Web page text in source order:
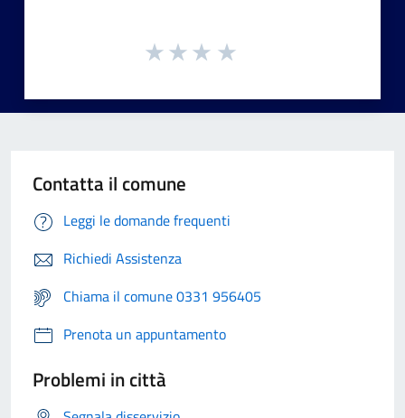
Contatta il comune
Leggi le domande frequenti
Richiedi Assistenza
Chiama il comune 0331 956405
Prenota un appuntamento
Problemi in città